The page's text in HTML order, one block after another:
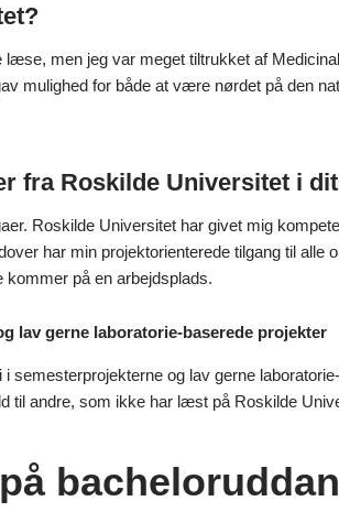
men jeg var meget tiltrukket af
mulighed for både at være nørdet på den
fra Roskilde Universitet i
Roskilde Universitet har givet mig
har min projektorienterede tilgang til alle
på en arbejdsplads.
lav gerne laboratorie-baserede projekter
semesterprojekterne og lav gerne
til andre, som ikke har læst på Roskilde